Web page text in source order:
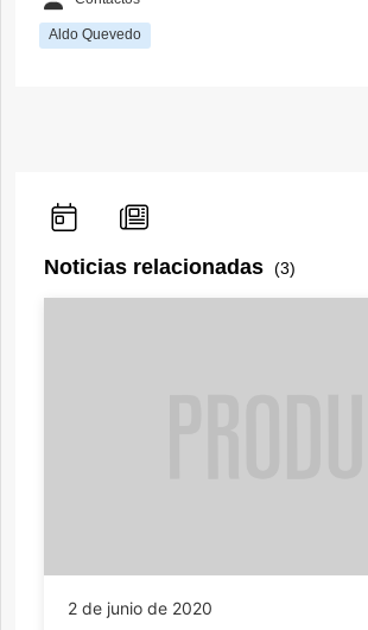
Aldo Quevedo
Noticias relacionadas (3)
2 de junio de 2020